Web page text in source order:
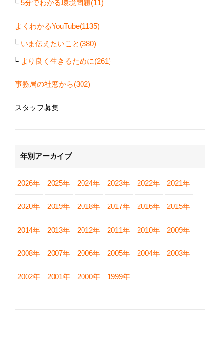
5分でわかる環境問題(11)
よくわかるYouTube(1135)
いま伝えたいこと(380)
より良く生きるために(261)
事務局の社窓から(302)
スタッフ募集
年別アーカイブ
2026年 2025年 2024年 2023年 2022年 2021年
2020年 2019年 2018年 2017年 2016年 2015年
2014年 2013年 2012年 2011年 2010年 2009年
2008年 2007年 2006年 2005年 2004年 2003年
2002年 2001年 2000年 1999年